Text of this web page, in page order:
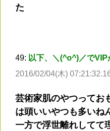
た
49: 以下、＼(^o^)／でVIP
2016/02/04(木)
芸術家肌のやつってお
は頭いいやつも多いね
一方で浮世離れしてて